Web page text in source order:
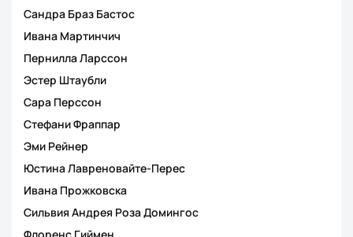
Сандра Браз Бастос
Ивана Мартинчич
Пернилла Ларссон
Эстер Штаубли
Сара Перссон
Стефани Фраппар
Эми Рейнер
Юстина Лавреновайте-Перес
Ивана Прожковска
Сильвия Андрея Роза Домингос